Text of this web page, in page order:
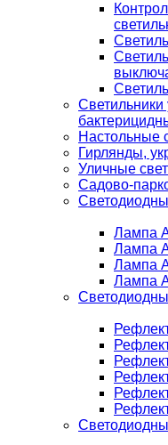
Настольные
Гирлянды,
Уличные
Садово-
Лампа
Лампа
Лампа
Лампа